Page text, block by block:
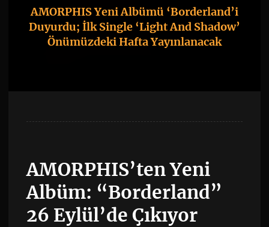
AMORPHIS Yeni Albümü ‘Borderland’i
Duyurdu; İlk Single ‘Light And Shadow’
Önümüzdeki Hafta Yayınlanacak
AMORPHIS’ten Yeni
Albüm: “Borderland”
26 Eylül’de Çıkıyor